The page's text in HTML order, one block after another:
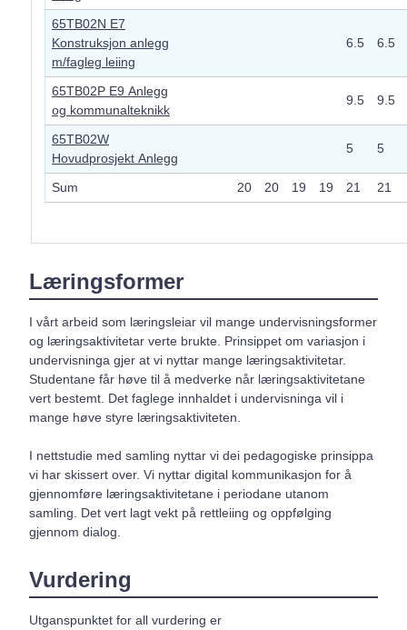
65TB02N E7
Konstruksjon anlegg
m/fagleg leiing
6.5 6.5
65TB02P E9 Anlegg
og kommunalteknikk
9.5 9.5
65TB02W
Hovudprosjekt Anlegg
5 5
Sum 20 20 19 19 21 21
Læringsformer
I vårt arbeid som læringsleiar vil mange undervisningsformer
og læringsaktivitetar verte brukte. Prinsippet om variasjon i
undervisninga gjer at vi nyttar mange læringsaktivitetar.
Studentane får høve til å medverke når læringsaktivitetane
vert bestemt. Det faglege innhaldet i undervisninga vil i
mange høve styre læringsaktiviteten.
I nettstudie med samling nyttar vi dei pedagogiske prinsippa
vi har skissert over. Vi nyttar digital kommunikasjon for å
gjennomføre læringsaktivitetane i periodane utanom
samling. Det vert lagt vekt på rettleiing og oppfølging
gjennom dialog.
Vurdering
Utganspunktet for all vurdering er